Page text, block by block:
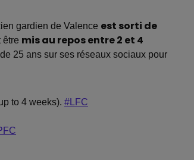
gardien de Valence est sorti de
mis au repos entre 2 et 4
25 ans sur ses réseaux sociaux pour
to 4 weeks). #LFC